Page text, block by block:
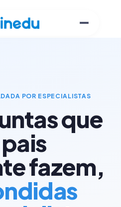
POR ESPECIALISTAS
que
fazem,